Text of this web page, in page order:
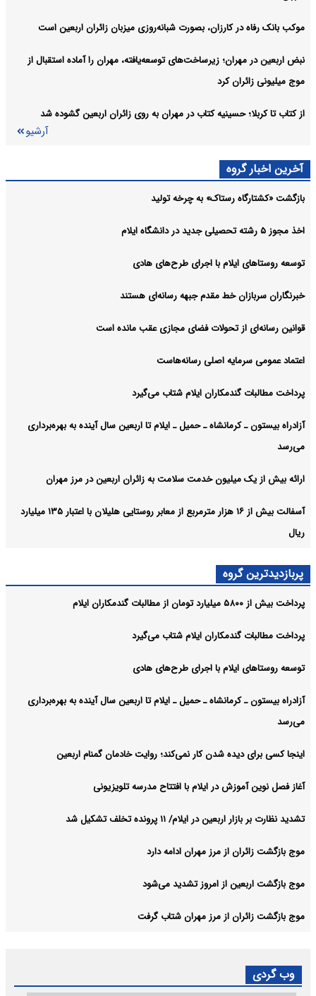
موکب بانک رفاه در کارزان، بصورت شبانه‌روزی میزبان زائران اربعین است
نبض اربعین در مهران؛ زیرساخت‌های توسعه‌یافته، مهران را آماده استقبال از
موج میلیونی زائران کرد
از کتاب تا کربلا؛ حسینیه کتاب در مهران به روی زائران اربعین گشوده شد
آرشیو
آخرین اخبار گروه
بازگشت «کشتارگاه رستاک» به چرخه تولید
اخذ مجوز ۵ رشته تحصیلی جدید در دانشگاه ایلام
توسعه روستاهای ایلام با اجرای طرح‌های هادی
خبرنگاران سربازان خط مقدم جبهه رسانه‌ای هستند
قوانین رسانه‌ای از تحولات فضای مجازی عقب مانده است
اعتماد عمومی سرمایه اصلی رسانه‌هاست
پرداخت مطالبات گندمکاران ایلام شتاب می‌گیرد
آزادراه بیستون ـ کرمانشاه ـ حمیل ـ ایلام تا اربعین سال آینده به بهره‌برداری
می‌رسد
ارائه بیش از یک میلیون خدمت سلامت به زائران اربعین در مرز مهران
آسفالت بیش از ۱۶ هزار مترمربع از معابر روستایی هلیلان با اعتبار ۱۳۵ میلیارد
ریال
پربازدیدترین گروه
پرداخت بیش از ۵۸۰۰ میلیارد تومان از مطالبات گندمکاران ایلام
پرداخت مطالبات گندمکاران ایلام شتاب می‌گیرد
توسعه روستاهای ایلام با اجرای طرح‌های هادی
آزادراه بیستون ـ کرمانشاه ـ حمیل ـ ایلام تا اربعین سال آینده به بهره‌برداری
می‌رسد
اینجا کسی برای دیده شدن کار نمی‌کند؛ روایت خادمان گمنام اربعین
آغاز فصل نوین آموزش در ایلام با افتتاح مدرسه تلویزیونی
تشدید نظارت بر بازار اربعین در ایلام/ ۱۱ پرونده تخلف تشکیل شد
موج بازگشت زائران از مرز مهران ادامه دارد
موج بازگشت اربعین از امروز تشدید می‌شود
موج بازگشت زائران از مرز مهران شتاب گرفت
وب گردی